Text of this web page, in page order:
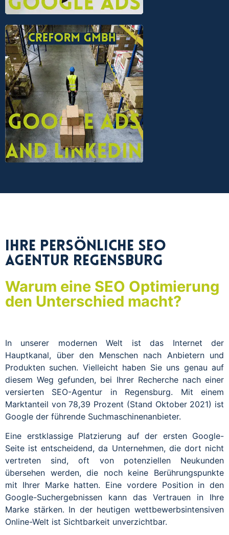
Ihre persönliche SEO
Agentur Regensburg
Warum eine SEO Optimierung
den Unterschied macht?
In unserer modernen Welt ist das Internet der
Hauptkanal, über den Menschen nach Anbietern und
Produkten suchen. Vielleicht haben Sie uns genau auf
diesem Weg gefunden, bei Ihrer Recherche nach einer
versierten SEO-Agentur in Regensburg. Mit einem
Marktanteil von 78,39 Prozent (Stand Oktober 2021) ist
Google der führende Suchmaschinenanbieter.
Eine erstklassige Platzierung auf der ersten Google-
Seite ist entscheidend, da Unternehmen, die dort nicht
vertreten sind, oft von potenziellen Neukunden
übersehen werden, die noch keine Berührungspunkte
mit Ihrer Marke hatten. Eine vordere Position in den
Google-Suchergebnissen kann das Vertrauen in Ihre
Marke stärken. In der heutigen wettbewerbsintensiven
Online-Welt ist Sichtbarkeit unverzichtbar.